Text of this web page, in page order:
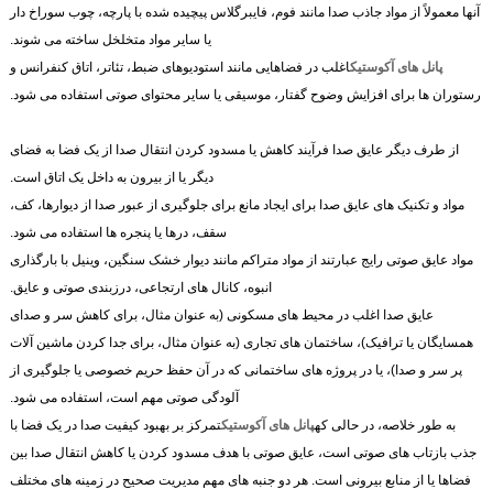
آنها معمولاً از مواد جاذب صدا مانند فوم، فایبرگلاس پیچیده شده با پارچه، چوب سوراخ دار
یا سایر مواد متخلخل ساخته می شوند.
پانل های آکوستیکاغلب در فضاهایی مانند استودیوهای ضبط، تئاتر، اتاق کنفرانس و
رستوران ها برای افزایش وضوح گفتار، موسیقی یا سایر محتوای صوتی استفاده می شود.
از طرف دیگر عایق صدا فرآیند کاهش یا مسدود کردن انتقال صدا از یک فضا به فضای
دیگر یا از بیرون به داخل یک اتاق است.
مواد و تکنیک های عایق صدا برای ایجاد مانع برای جلوگیری از عبور صدا از دیوارها، کف،
سقف، درها یا پنجره ها استفاده می شود.
مواد عایق صوتی رایج عبارتند از مواد متراکم مانند دیوار خشک سنگین، وینیل با بارگذاری
انبوه، کانال های ارتجاعی، درزبندی صوتی و عایق.
عایق صدا اغلب در محیط های مسکونی (به عنوان مثال، برای کاهش سر و صدای
همسایگان یا ترافیک)، ساختمان های تجاری (به عنوان مثال، برای جدا کردن ماشین آلات
پر سر و صدا)، یا در پروژه های ساختمانی که در آن حفظ حریم خصوصی یا جلوگیری از
آلودگی صوتی مهم است، استفاده می شود.
به طور خلاصه، در حالی کهپانل های آکوستیکتمرکز بر بهبود کیفیت صدا در یک فضا با
جذب بازتاب های صوتی است، عایق صوتی با هدف مسدود کردن یا کاهش انتقال صدا بین
فضاها یا از منابع بیرونی است. هر دو جنبه های مهم مدیریت صحیح در زمینه های مختلف